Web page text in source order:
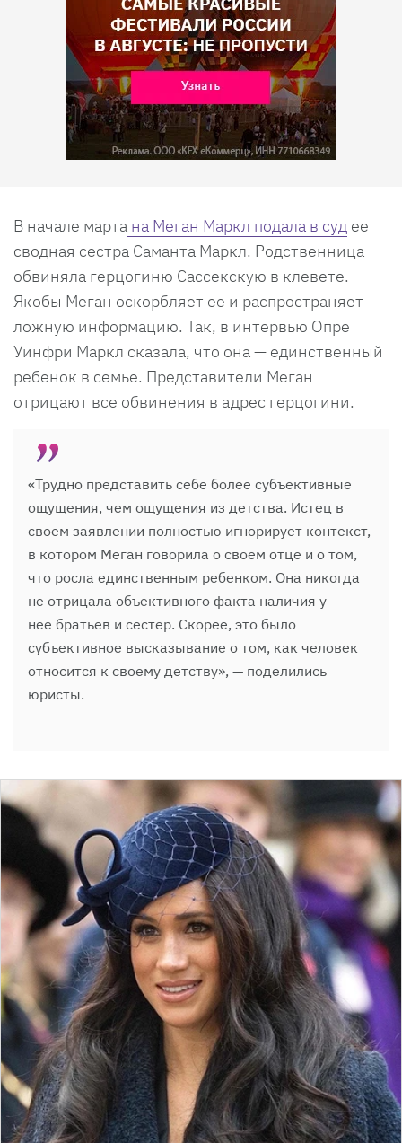
В начале марта на Меган Маркл подала в суд ее
сводная сестра Саманта Маркл. Родственница
обвиняла герцогиню Сассекскую в клевете.
Якобы Меган оскорбляет ее и распространяет
ложную информацию. Так, в интервью Опре
Уинфри Маркл сказала, что она — единственный
ребенок в семье. Представители Меган
отрицают все обвинения в адрес герцогини.
«Трудно представить себе более субъективные
ощущения, чем ощущения из детства. Истец в
своем заявлении полностью игнорирует контекст,
в котором Меган говорила о своем отце и о том,
что росла единственным ребенком. Она никогда
не отрицала объективного факта наличия у
нее братьев и сестер. Скорее, это было
субъективное высказывание о том, как человек
относится к своему детству», — поделились
юристы.